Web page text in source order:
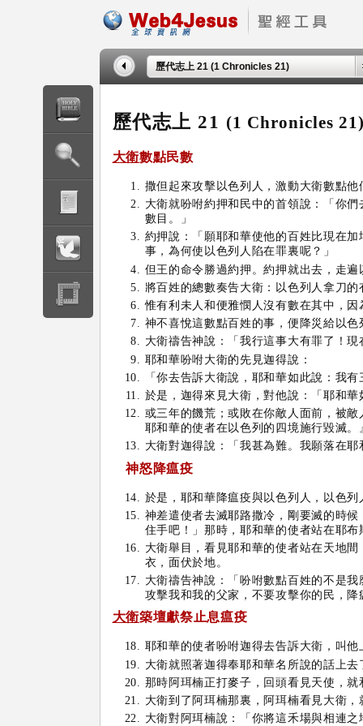
歷代志上 21 (1 Chronicles 21)
歷代志上 21 (1 Chronicles
大衛數點民數
撒但起來攻擊以色列人，激動大衛數點他
大衛就吩咐約押和民中的首領說：「你
數目。」
約押說：「願耶和華使他的百姓比現在
事，為何使以色列人陷在罪裏呢？」
但王的命令勝過約押。約押就出去，走
將百姓的總數奏告大衛：以色列人拿刀
惟有利未人和便雅憫人沒有數在其中，
神不喜悅這數點百姓的事，便降災給以色
大衛禱告神說：「我行這事大有罪了！
耶和華吩咐大衛的先見迦得說：
「你去告訴大衛說，耶和華如此說：我
於是，迦得來見大衛，對他說：「耶和
或三年的饑荒；或敗在你敵人面前，被
耶和華的使者在以色列的四境施行毀滅
大衛對迦得說：「我甚為難。我願落在
神怒降瘟疫
於是，耶和華降瘟疫與以色列人，以色列
神差遣使者去滅耶路撒冷，剛要滅的時
住手吧！」那時，耶和華的使者站在耶
大衛舉目，看見耶和華的使者站在天地
衣，面伏於地。
大衛禱告神說：「吩咐數點百姓的不是
攻擊我和我的父家，不要攻擊你的民，降
大衛築壇獻祭止息瘟疫
耶和華的使者吩咐迦得去告訴大衛，叫
大衛就照著迦得奉耶和華名所說的話上去
那時阿珥楠正打麥子，回頭看見天使，
大衛到了阿珥楠那裏，阿珥楠看見大衛
大衛對阿珥楠說：「你將這禾場與相連